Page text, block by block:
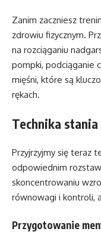
Zanim zaczniesz
zdrowiu fizycznym.
na rozciąganiu
pompki, podciąganie
mięśni, które są
rękach.
Technika stania
Przyjrzyjmy się teraz
odpowiednim
skoncentrowaniu
równowagi i kontroli,
Przygotowanie